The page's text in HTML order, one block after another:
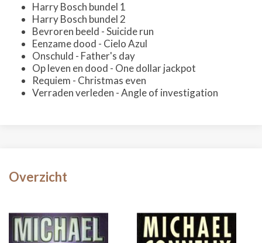
Harry Bosch bundel 1
Harry Bosch bundel 2
Bevroren beeld - Suicide run
Eenzame dood - Cielo Azul
Onschuld - Father's day
Op leven en dood - One dollar jackpot
Requiem - Christmas even
Verraden verleden - Angle of investigation
Overzicht